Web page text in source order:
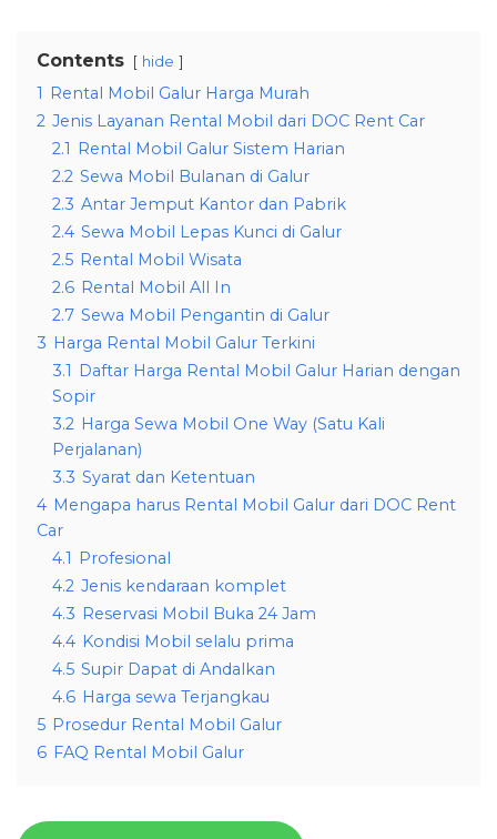
Contents hide
1 Rental Mobil Galur Harga Murah
2 Jenis Layanan Rental Mobil dari DOC Rent Car
2.1 Rental Mobil Galur Sistem Harian
2.2 Sewa Mobil Bulanan di Galur
2.3 Antar Jemput Kantor dan Pabrik
2.4 Sewa Mobil Lepas Kunci di Galur
2.5 Rental Mobil Wisata
2.6 Rental Mobil All In
2.7 Sewa Mobil Pengantin di Galur
3 Harga Rental Mobil Galur Terkini
3.1 Daftar Harga Rental Mobil Galur Harian dengan
Sopir
3.2 Harga Sewa Mobil One Way (Satu Kali
Perjalanan)
3.3 Syarat dan Ketentuan
4 Mengapa harus Rental Mobil Galur dari DOC Rent
Car
4.1 Profesional
4.2 Jenis kendaraan komplet
4.3 Reservasi Mobil Buka 24 Jam
4.4 Kondisi Mobil selalu prima
4.5 Supir Dapat di Andalkan
4.6 Harga sewa Terjangkau
5 Prosedur Rental Mobil Galur
6 FAQ Rental Mobil Galur